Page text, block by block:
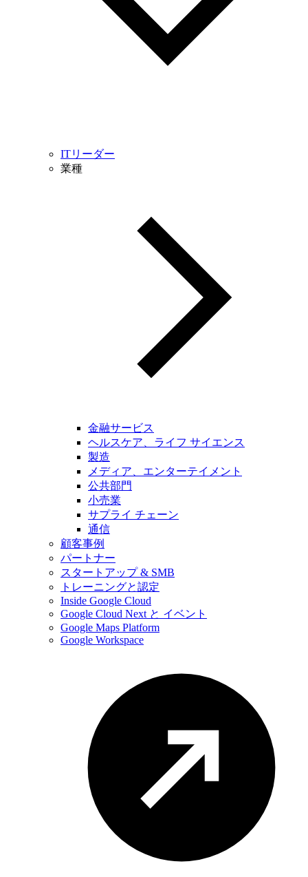
ITリーダー
業種
金融サービス
ヘルスケア、ライフ サイエンス
製造
メディア、エンターテイメント
公共部門
小売業
サプライ チェーン
通信
顧客事例
パートナー
スタートアップ & SMB
トレーニングと認定
Inside Google Cloud
Google Cloud Next と イベント
Google Maps Platform
Google Workspace